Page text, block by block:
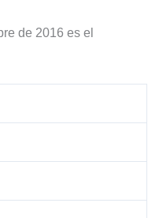
de 2016 es el